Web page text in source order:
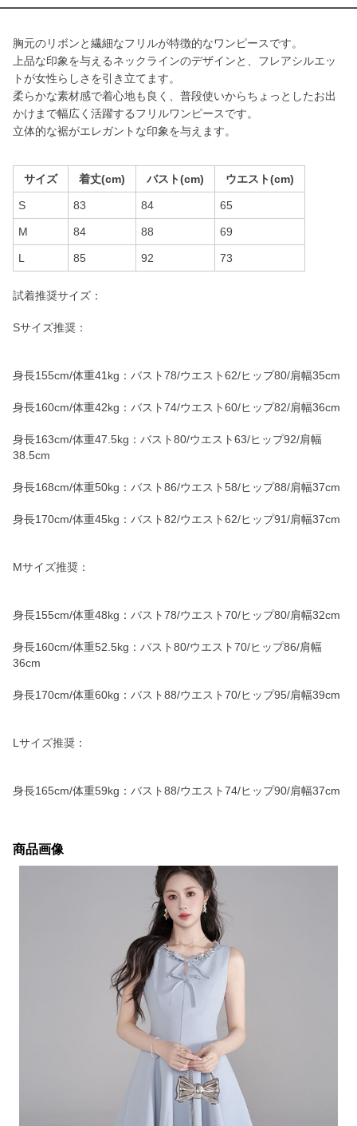
胸元のリボンと繊細なフリルが特徴的なワンピースです。
上品な印象を与えるネックラインのデザインと、フレアシルエッ
トが女性らしさを引き立てます。
柔らかな素材感で着心地も良く、普段使いからちょっとしたお出
かけまで幅広く活躍するフリルワンピースです。
立体的な裾がエレガントな印象を与えます。
サイズ 着丈(cm) バスト(cm) ウエスト(cm)
S 83 84 65
M 84 88 69
L 85 92 73
試着推奨サイズ：
Sサイズ推奨：
身長155cm/体重41kg：バスト78/ウエスト62/ヒップ80/肩幅35cm
身長160cm/体重42kg：バスト74/ウエスト60/ヒップ82/肩幅36cm
身長163cm/体重47.5kg：バスト80/ウエスト63/ヒップ92/肩幅
38.5cm
身長168cm/体重50kg：バスト86/ウエスト58/ヒップ88/肩幅37cm
身長170cm/体重45kg：バスト82/ウエスト62/ヒップ91/肩幅37cm
Mサイズ推奨：
身長155cm/体重48kg：バスト78/ウエスト70/ヒップ80/肩幅32cm
身長160cm/体重52.5kg：バスト80/ウエスト70/ヒップ86/肩幅
36cm
身長170cm/体重60kg：バスト88/ウエスト70/ヒップ95/肩幅39cm
Lサイズ推奨：
身長165cm/体重59kg：バスト88/ウエスト74/ヒップ90/肩幅37cm
商品画像